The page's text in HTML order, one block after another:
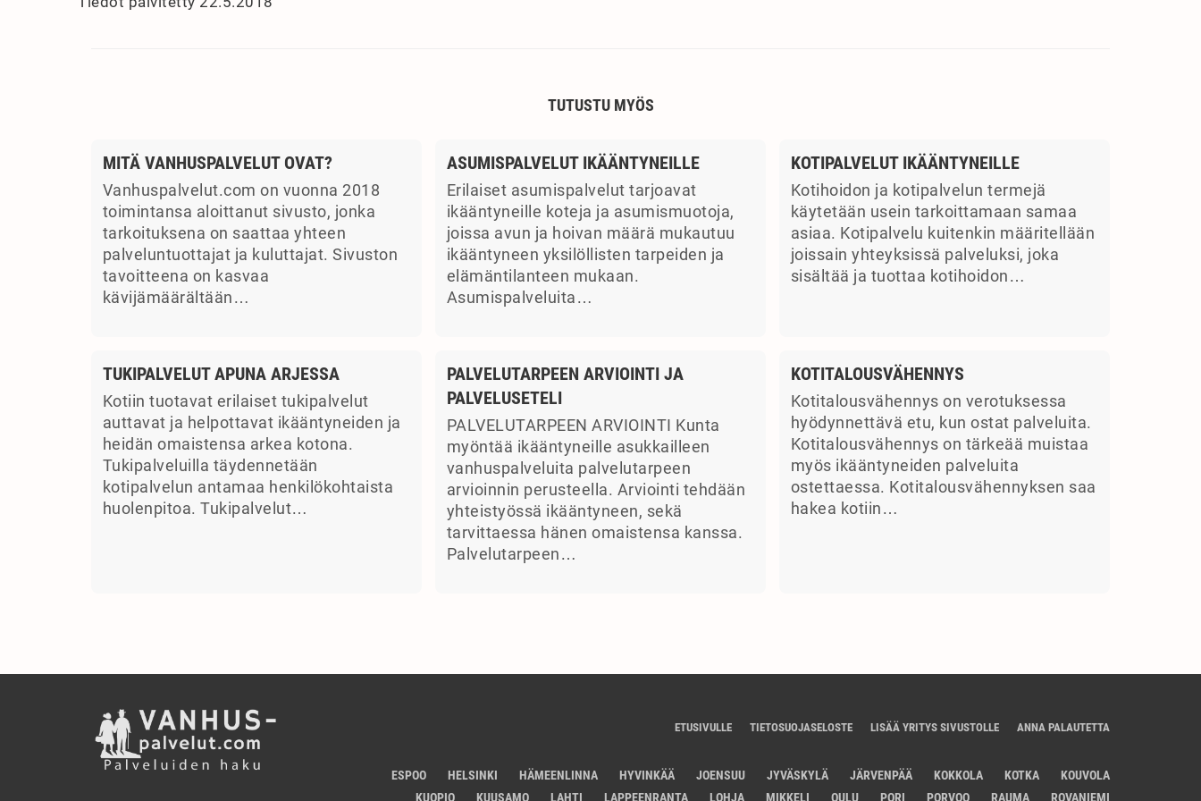
TUTUSTU MYÖS
MITÄ VANHUSPALVELUT OVAT?
Vanhuspalvelut.com on vuonna 2018
toimintansa aloittanut sivusto, jonka
tarkoituksena on saattaa yhteen
palveluntuottajat ja kuluttajat. Sivuston
tavoitteena on kasvaa
kävijämäärältään…
ASUMISPALVELUT IKÄÄNTYNEILLE
Erilaiset asumispalvelut tarjoavat
ikääntyneille koteja ja asumismuotoja,
joissa avun ja hoivan määrä mukautuu
ikääntyneen yksilöllisten tarpeiden ja
elämäntilanteen mukaan.
Asumispalveluita…
KOTIPALVELUT IKÄÄNTYNEILLE
Kotihoidon ja kotipalvelun termejä
käytetään usein tarkoittamaan samaa
asiaa. Kotipalvelu kuitenkin määritellään
joissain yhteyksissä palveluksi, joka
sisältää ja tuottaa kotihoidon…
TUKIPALVELUT APUNA ARJESSA
Kotiin tuotavat erilaiset tukipalvelut
auttavat ja helpottavat ikääntyneiden ja
heidän omaistensa arkea kotona.
Tukipalveluilla täydennetään
kotipalvelun antamaa henkilökohtaista
huolenpitoa. Tukipalvelut…
PALVELUTARPEEN ARVIOINTI JA
PALVELUSETELI
PALVELUTARPEEN ARVIOINTI Kunta
myöntää ikääntyneille asukkailleen
vanhuspalveluita palvelutarpeen
arvioinnin perusteella. Arviointi tehdään
yhteistyössä ikääntyneen, sekä
tarvittaessa hänen omaistensa kanssa.
Palvelutarpeen…
KOTITALOUSVÄHENNYS
Kotitalousvähennys on verotuksessa
hyödynnettävä etu, kun ostat palveluita.
Kotitalousvähennys on tärkeää muistaa
myös ikääntyneiden palveluita
ostettaessa. Kotitalousvähennyksen saa
hakea kotiin…
ETUSIVULLE TIETOSUOJASELOSTE LISÄÄ YRITYS SIVUSTOLLE ANNA PALAUTETTA
ESPOO HELSINKI HÄMEENLINNA HYVINKÄÄ JOENSUU JYVÄSKYLÄ JÄRVENPÄÄ KOKKOLA KOTKA
KOUVOLA
KUOPIO
KUUSAMO LAHTI LAPPEENRANTA LOHJA MIKKELI OULU PORI PORVOO RAUMA ROVANIEMI